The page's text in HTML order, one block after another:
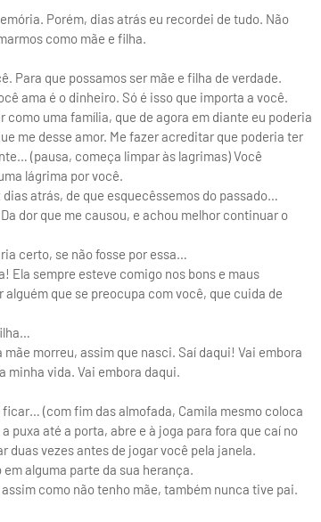
Porém, dias atrás eu recordei de tudo. Não
como mãe e filha.
Para que possamos ser mãe e filha de verdade.
ama é o dinheiro. Só é isso que importa a você.
uma família, que de agora em diante eu poderia
me desse amor. Me fazer acreditar que poderia ter
(pausa, começa limpar às lagrimas) Você
lágrima por você.
atrás, de que esquecêssemos do passado…
dor que me causou, e achou melhor continuar o
certo, se não fosse por essa…
Ela sempre esteve comigo nos bons e maus
que se preocupa com você, que cuida de
morreu, assim que nasci. Saí daqui! Vai embora
minha vida. Vai embora daqui.
(com fim das almofada, Camila mesmo coloca
puxa até a porta, abre e à joga para fora que caí no
duas vezes antes de jogar você pela janela.
alguma parte da sua herança.
como não tenho mãe, também nunca tive pai.